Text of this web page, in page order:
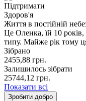
Підтримати
Здоров'я
Життя в постійній
Це Оленка, їй 10 років,
типу. Майже рік тому
Зібрано
2455,88 грн.
Залишилось зібрати
25744,12 грн.
Показати всі
Зробити добро